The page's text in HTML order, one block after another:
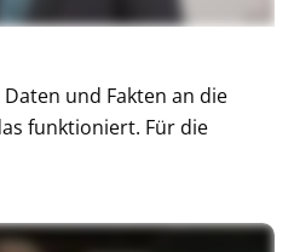
und Fakten an die
funktioniert. Für die